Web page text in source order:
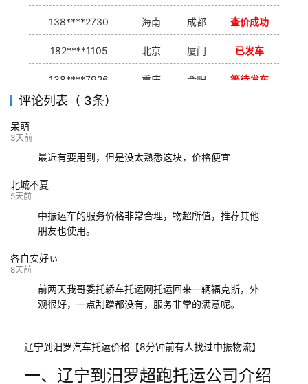
138****2730 海南 成都 查价成功
182****1105 北京 厦门 已发车
138****7926 重庆 合肥 等待发车
139****9233
评论列表（ 3条）
呆萌
3天前
最近有要用到，但是没太熟悉这块，价格便宜
北城不夏
5天前
中振运车的服务价格非常合理，物超所值，推荐其他
朋友也使用。
各自安好ぃ
8天前
前两天我哥委托轿车托运网托运回来一辆福克斯，外
观很好，一点刮蹭都没有，服务非常的满意呢。
辽宁到汨罗汽车托运价格【8分钟前有人找过中振物流】
一、辽宁到汨罗超跑托运公司介绍